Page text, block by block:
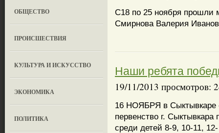
ОБЩЕСТВО
ПРОИСШЕСТВИЯ
КУЛЬТУРА И ИСКУССТВО
ЭКОНОМИКА
ПОЛИТИКА
С18 по 25 ноября прошли
Смирнова Валерия
Наши ребята
19/11/2013 просмотров:
16 НОЯБРЯ в Сыктывкаре
первенство г. Сыктывкара
среди детей 8-9, 10-11,